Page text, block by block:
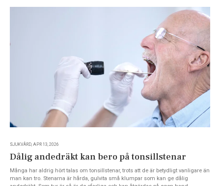
SJUKVÅRD, APR 13, 2026
Dålig andedräkt kan bero på tonsillstenar
Många har aldrig hört talas om tonsillstenar, trots att de är betydligt vanligare än
man kan tro. Stenarna är hårda, gulvita små klumpar som kan ge dålig